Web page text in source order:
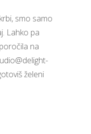
smo samo
Lahko pa
na
želeni